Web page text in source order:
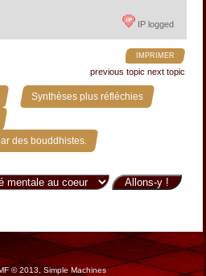
IP logged
IMPRIMER
previous topic next topic
» Synthèses plus réfléchies »
»
des bouddhistes.
© 2013 Simple Machines